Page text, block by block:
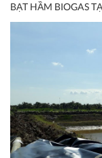
BẠT HẦM BIOGAS